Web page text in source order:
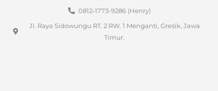
0812-1773-9286 (Henry)
Jl. Raya Sidowungu RT. 2 RW. 1 Menganti, Gresik, Jawa
Timur.